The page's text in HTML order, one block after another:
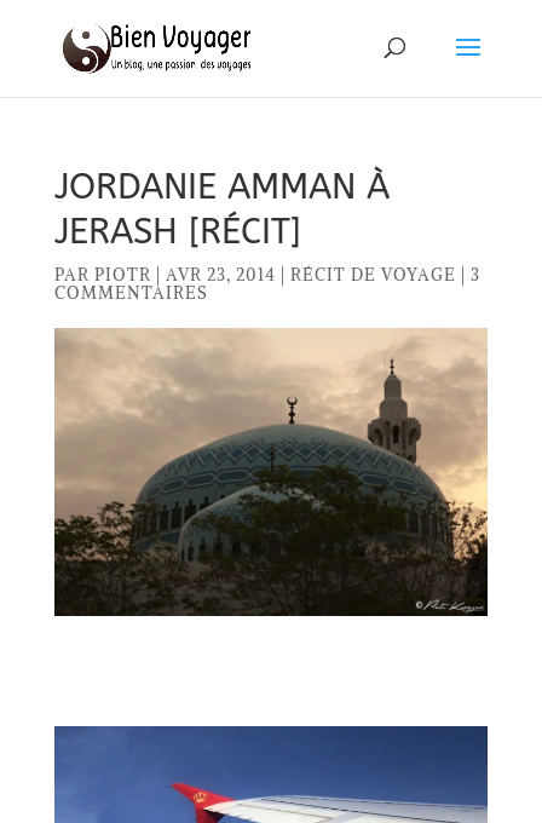
JORDANIE AMMAN À
JERASH [RÉCIT]
PAR PIOTR AVR 23, 2014 RÉCIT DE VOYAGE
3
COMMENTAIRES